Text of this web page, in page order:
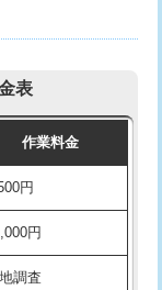
円+材料費
円+材料費
円+材料費
円+材料費
表
作業料金
円
円
調査